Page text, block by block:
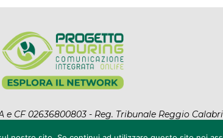
CF 02636800803 - Reg. Tribunale Reggio